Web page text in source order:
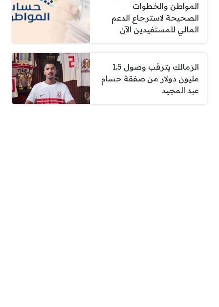
المواطن والخطوات
الصحيحة لاسترجاع الدعم
المالي للمستفيدين الآن
الزمالك يترقب وصول 1.5
مليون دولار من صفقة حسام
عبد المجيد